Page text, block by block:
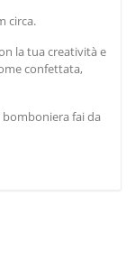
circa.
la tua creatività e
confettata,
fai da